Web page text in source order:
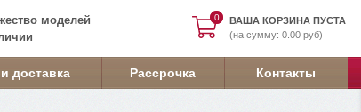
0
0
ВАША КОРЗИНА ПУСТА
(на сумму: 0.00 руб)
моделей
доставка Рассрочка Контакты